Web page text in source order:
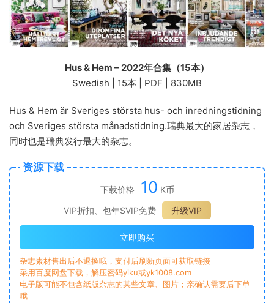
Hus & Hem – 2022年合集（15本）
Swedish | 15本 | PDF | 830MB
Hus & Hem är Sveriges största hus- och inredningstidning
och Sveriges största månadstidning.瑞典最大的家居杂志，
同时也是瑞典发行最大的杂志。
资源下载
下载价格 10 K币
VIP折扣、包年SVIP免费
升级VIP
立即购买
杂志素材售出后不退换哦，支付后刷新页面可获取链接
采用百度网盘下载，解压密码yiku或yk1008.com
电子版可能不包含纸版杂志的某些文章、图片；亲确认需要后下单
哦